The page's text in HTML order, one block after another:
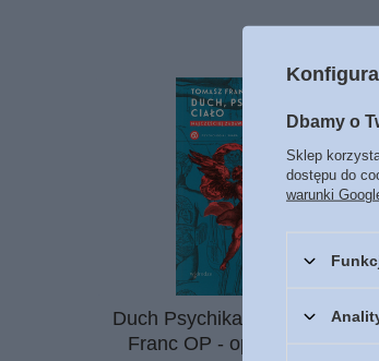
Duch Psychika Ciało - Tomasz
Franc OP - oprawa miękka
Dbamy o
Sklep
dostępu do
warunki